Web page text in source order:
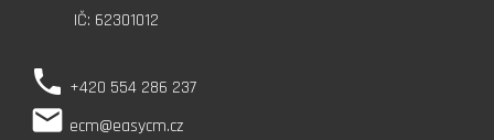
IČ: 62301012
phone +420 554 286 237
local_post_office ecm@easycm.cz